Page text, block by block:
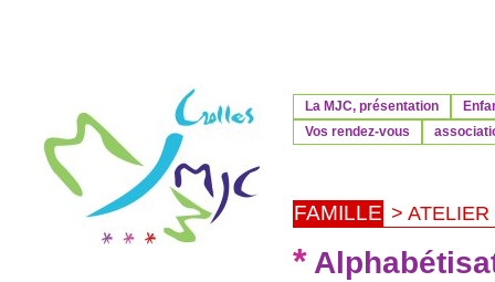
La MJC, présentation
Vos rendez-vous
FAMILLE >
*